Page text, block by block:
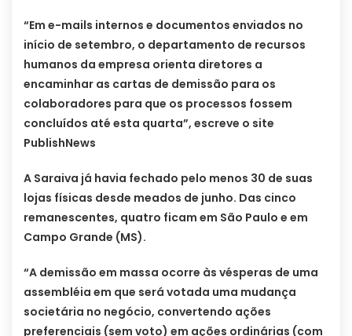
“Em e-mails internos e documentos enviados no
início de setembro, o departamento de recursos
humanos da empresa orienta diretores a
encaminhar as cartas de demissão para os
colaboradores para que os processos fossem
concluídos até esta quarta”, escreve o site
PublishNews
A Saraiva já havia fechado pelo menos 30 de suas
lojas físicas desde meados de junho. Das cinco
remanescentes, quatro ficam em São Paulo e em
Campo Grande (MS).
“A demissão em massa ocorre às vésperas de uma
assembléia em que será votada uma mudança
societária no negócio, convertendo ações
preferenciais (sem voto) em ações ordinárias (com